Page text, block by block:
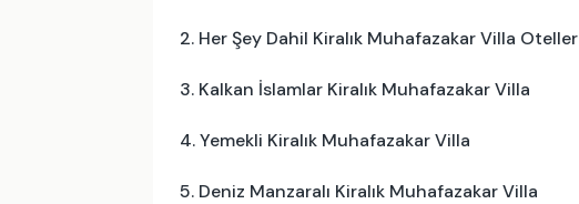
2. Her Şey Dahil Kiralık Muhafazakar Villa Oteller
3. Kalkan İslamlar Kiralık Muhafazakar Villa
4. Yemekli Kiralık Muhafazakar Villa
5. Deniz Manzaralı Kiralık Muhafazakar Villa